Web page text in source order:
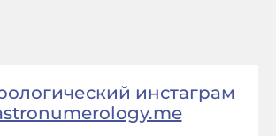
инстаграм